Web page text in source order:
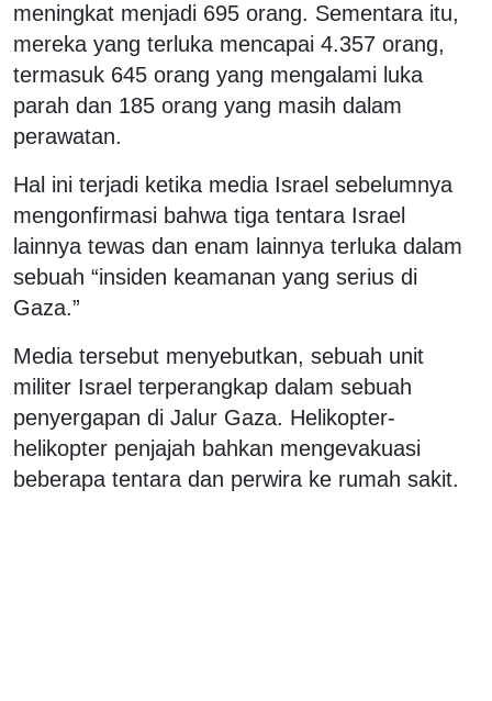
meningkat menjadi 695 orang. Sementara itu,
mereka yang terluka mencapai 4.357 orang,
termasuk 645 orang yang mengalami luka
parah dan 185 orang yang masih dalam
perawatan.
Hal ini terjadi ketika media Israel sebelumnya
mengonfirmasi bahwa tiga tentara Israel
lainnya tewas dan enam lainnya terluka dalam
sebuah “insiden keamanan yang serius di
Gaza.”
Media tersebut menyebutkan, sebuah unit
militer Israel terperangkap dalam sebuah
penyergapan di Jalur Gaza. Helikopter-
helikopter penjajah bahkan mengevakuasi
beberapa tentara dan perwira ke rumah sakit.